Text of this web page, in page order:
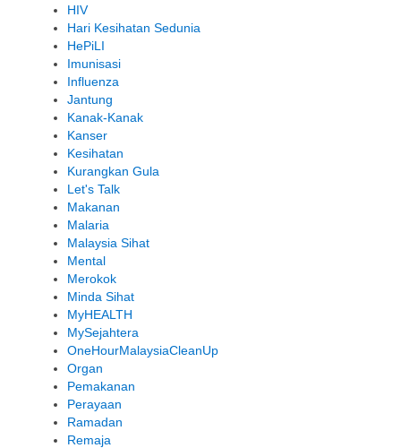
HIV
Hari Kesihatan Sedunia
HePiLI
Imunisasi
Influenza
Jantung
Kanak-Kanak
Kanser
Kesihatan
Kurangkan Gula
Let's Talk
Makanan
Malaria
Malaysia Sihat
Mental
Merokok
Minda Sihat
MyHEALTH
MySejahtera
OneHourMalaysiaCleanUp
Organ
Pemakanan
Perayaan
Ramadan
Remaja